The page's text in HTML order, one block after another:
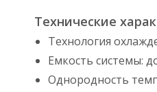
Технические
Технология
Емкость системы:
Однородность